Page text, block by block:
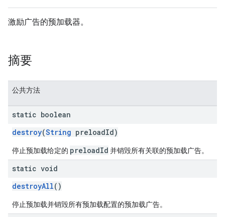
激励广告的预加载器。
摘要
公共方法
static boolean
destroy(String preloadId)
停止预加载给定的 preloadId 并销毁所有关联的预加载广告。
static void
destroyAll()
停止预加载并销毁所有预加载配置的预加载广告。